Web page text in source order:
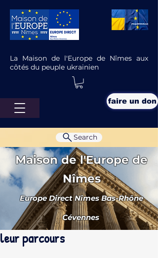
La Maison de l'Europe de Nîmes aux
côtés du peuple ukrainien
faire un don
Maison de l'Europe de
Nîmes
Europe Direct Nîmes Bas-Rhône
Cévennes
Search
Boussole des jeunes : l’outil qui
permet aux jeunes de trouver
leur parcours